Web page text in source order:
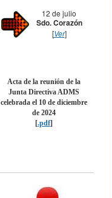
12 de julio
Sdo. Corazón
[Ver]
Acta de la reunión de la
Junta Directiva ADMS
celebrada el 10 de diciembre
de 2024
[.pdf]